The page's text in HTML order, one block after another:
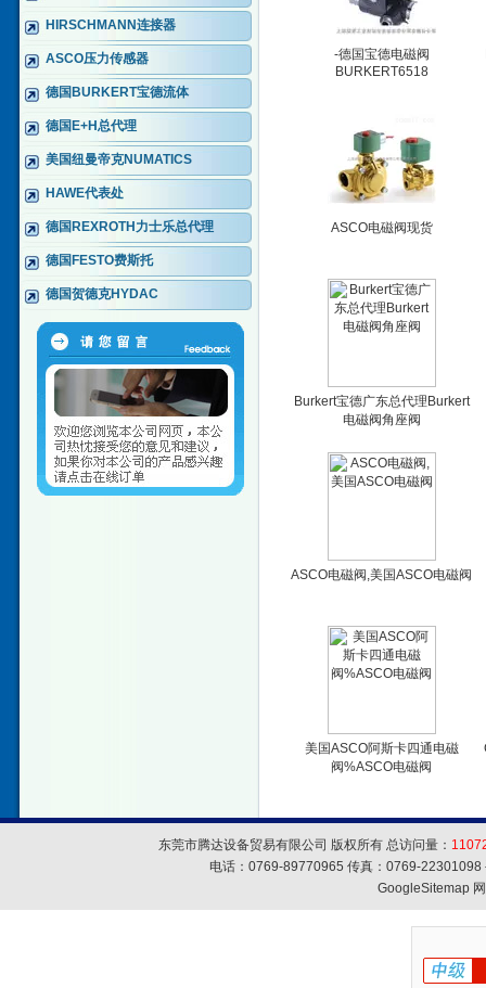
HIRSCHMANN连接器
ASCO压力传感器
德国BURKERT宝德流体
德国E+H总代理
美国纽曼帝克NUMATICS
HAWE代表处
德国REXROTH力士乐总代理
德国FESTO费斯托
德国贺德克HYDAC
-德国宝德电磁阀
BURKERT6518
ASCO电磁阀现货
Burkert宝德广东总代理Burkert
电磁阀角座阀
ASCO电磁阀,美国ASCO电磁阀
美国ASCO阿斯卡四通电磁
阀%ASCO电磁阀
东莞市腾达设备贸易有限公司 版权所有 总访问量：
电话：0769-89770965 传真：0769-
GoogleSitemap网